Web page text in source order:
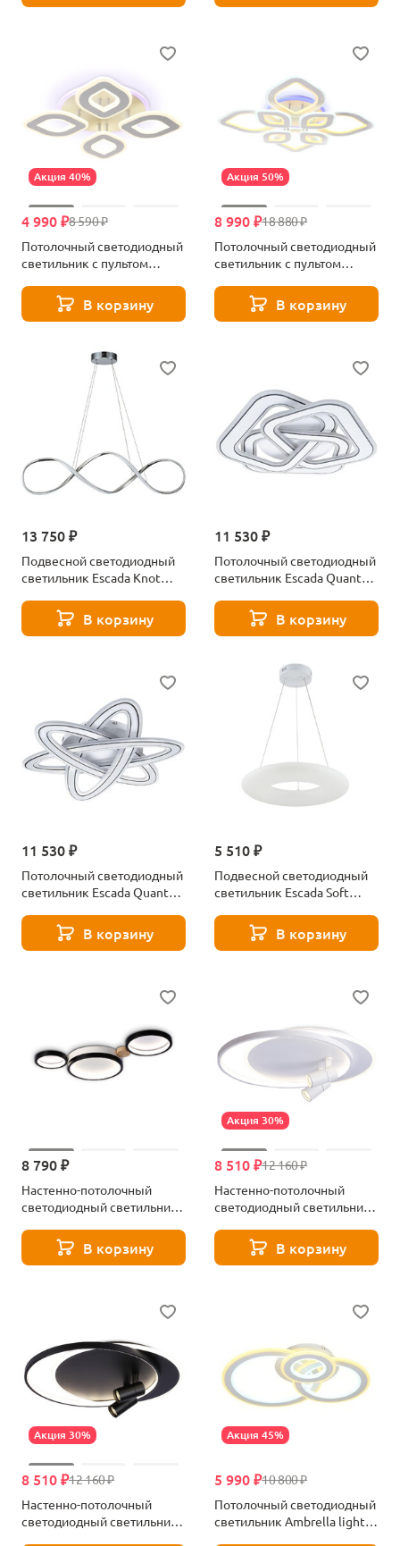
Акция 40%
8 590 ₽
4 990 ₽
Потолочный светодиодный
светильник с пультом
В корзину
Акция 50%
18 880 ₽
8 990 ₽
Потолочный светодиодный
светильник с пультом
В корзину
13 750 ₽
Подвесной светодиодный
светильник Escada Knot
В корзину
11 530 ₽
Потолочный светодиодный
светильник Escada Quant
В корзину
11 530 ₽
Потолочный светодиодный
светильник Escada Quant
В корзину
5 510 ₽
Подвесной светодиодный
светильник Escada Soft
В корзину
8 790 ₽
Настенно-потолочный
светодиодный светильник
Comfort FL4814В корзину
Акция 30%
12 160 ₽
8 510 ₽
Настенно-потолочный
светодиодный светильник
Comfort FL51391В корзину
Акция 30%
12 160 ₽
8 510 ₽
Настенно-потолочный
светодиодный светильник
Акция 45%
10 800 ₽
5 990 ₽
Потолочный светодиодный
светильник Ambrella light